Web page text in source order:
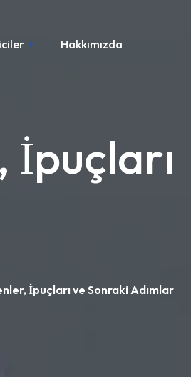
Hakkımızda
İpuçları ve Sonraki Adımlar